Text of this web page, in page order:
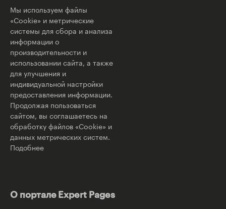
Мы используем файлы
«Cookie» и метрические
системы для сбора и анализа
информации о
производительности и
использовании сайта, а также
для улучшения и
индивидуальной настройки
предоставления информации.
Продолжая пользоваться
сайтом, вы соглашаетесь на
обработку файлов «Cookie» и
данных метрических систем.
Подобнее
О портале Expert Pages